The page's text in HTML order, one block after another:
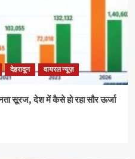
देहरादून वायरल न्यूज़
सूरज, देश में कैसे हो रहा सौर ऊर्जा